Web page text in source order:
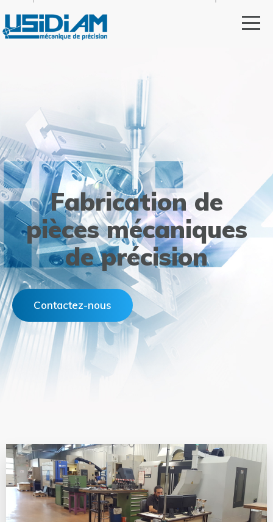
Fabrication de
pièces mécaniques
de précision
Contactez-nous